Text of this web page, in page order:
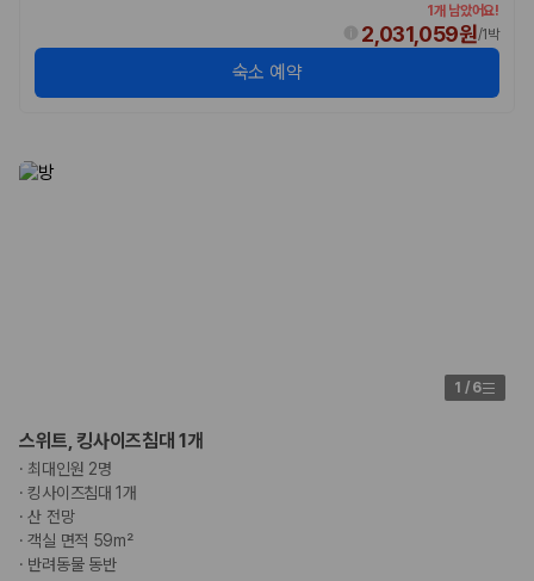
1개 남았어요!
2,031,059원/1박
숙소 예약
1 / 6
스위트, 킹사이즈침대 1개
· 최대인원 2명
·킹사이즈침대 1개
·산 전망
·객실 면적 59m²
· 반려동물 동반